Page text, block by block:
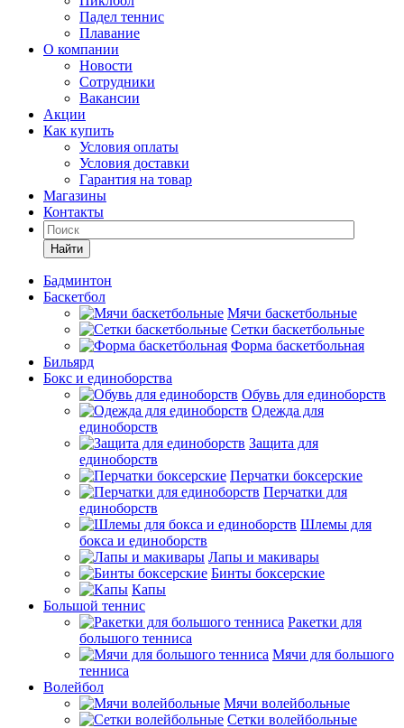
Падел теннис
Плавание
О компании
Новости
Сотрудники
Вакансии
Акции
Как купить
Условия оплаты
Условия доставки
Гарантия на товар
Магазины
Контакты
Найти
Бадминтон
Баскетбол
Мячи баскетбольные
Сетки баскетбольные
Форма баскетбольная
Бильярд
Бокс и единоборства
Обувь для единоборств
Одежда для
единоборств
Защита для
единоборств
Перчатки боксерские
Перчатки для
единоборств
Шлемы для
бокса и единоборств
Лапы и макивары
Бинты боксерские
Капы
Большой теннис
Ракетки для
большого тенниса
Мячи для большого
тенниса
Волейбол
Мячи волейбольные
Сетки волейбольные